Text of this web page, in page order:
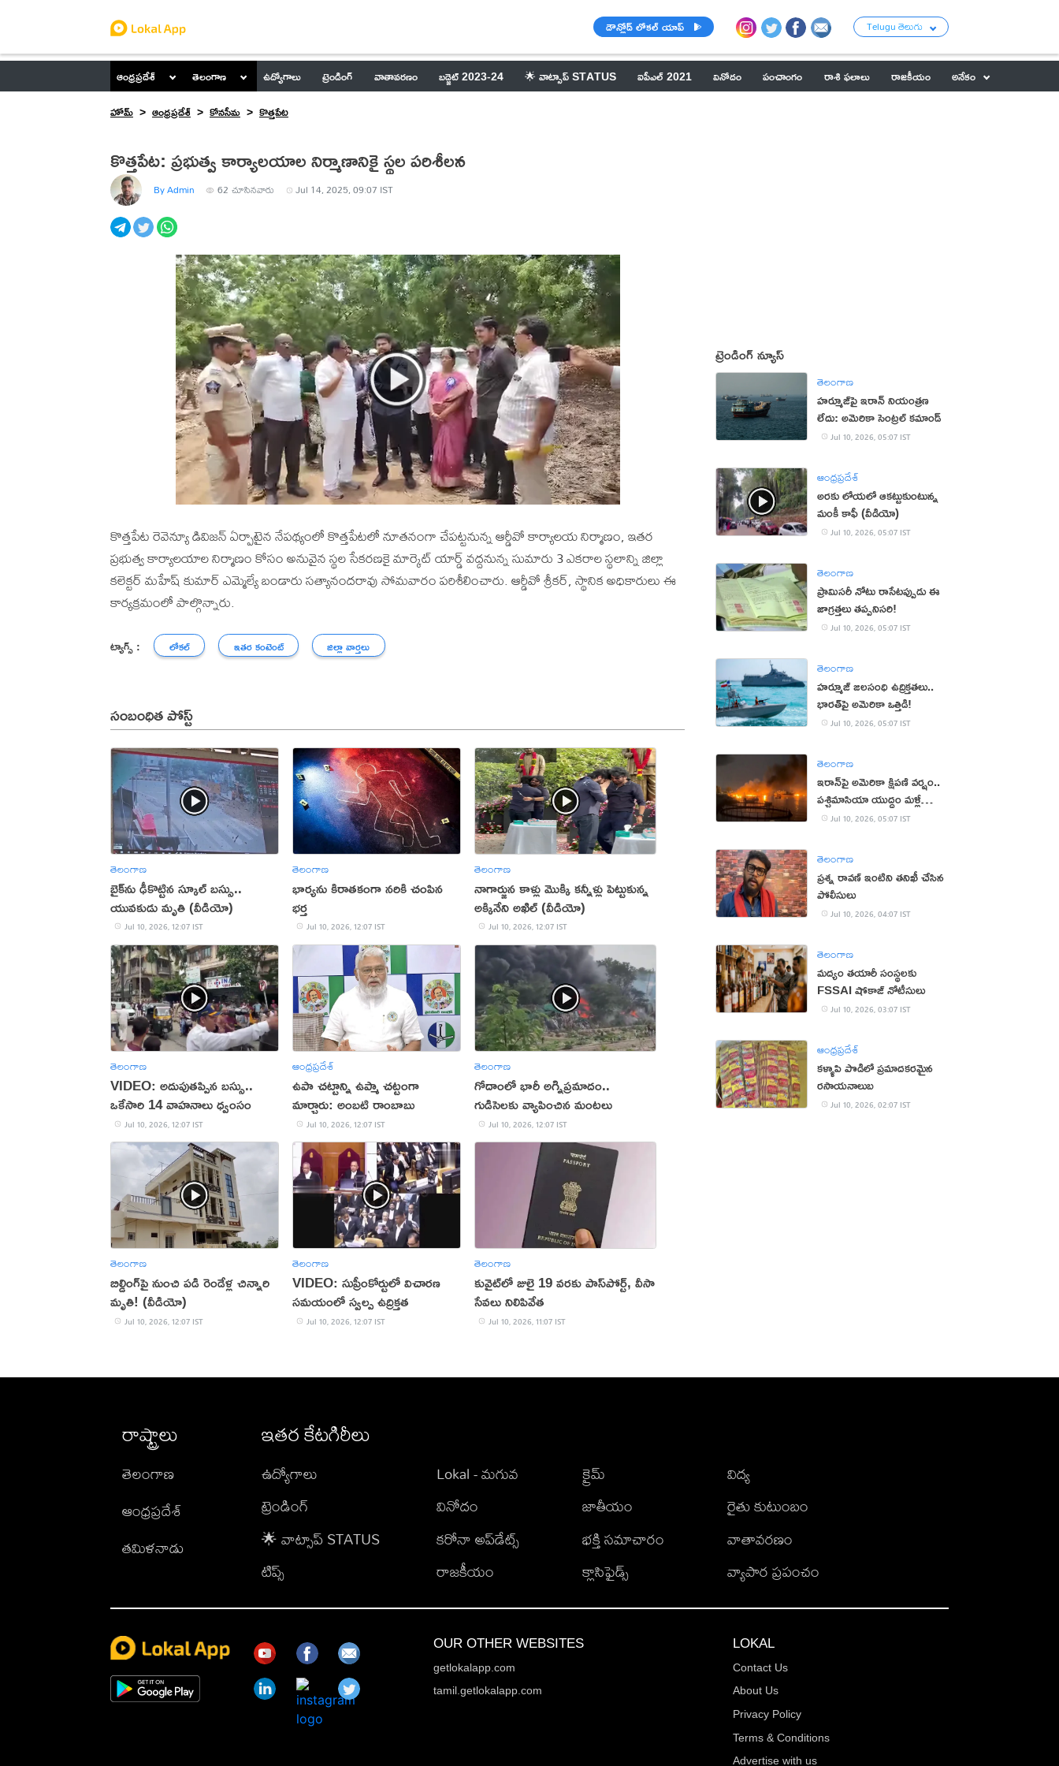
డౌన్లోడ్ లోకల్ యాప్ Telugu తెలుగు
ఆంధ్రప్రదేశ్ తెలంగాణ ఉద్యోగాలు ట్రెండింగ్ వాతావరణం బడ్జెట్ 2023-24 🌟 వాట్సాప్ STATUS ఐపీఎల్ 2021 వినోదం పంచాంగం రాశి ఫలాలు రాజకీయం
అనేకం
హోమ్
ఆంధ్రప్రదేశ్ కోనసీమ కొత్తపేట
కొత్తపేట: ప్రభుత్వ కార్యాలయాల నిర్మాణానికై స్థల పరిశీలన
By Admin 62 చూసినవారు Jul 14, 2025, 09:07 IST
కొత్తపేట రెవెన్యూ డివిజన్ ఏర్పాటైన నేపథ్యంలో కొత్తపేటలో నూతనంగా చేపట్టనున్న ఆర్డీవో కార్యాలయ నిర్మాణం, ఇతర
ప్రభుత్వ కార్యాలయాల నిర్మాణం కోసం అనువైన స్థల సేకరణకై మార్కెట్ యార్డ్ వద్దనున్న సుమారు 3 ఎకరాల స్థలాన్ని జిల్లా
కలెక్టర్ మహేష్ కుమార్ ఎమ్మెల్యే బండారు సత్యానందరావు సోమవారం పరిశీలించారు. ఆర్డీవో శ్రీకర్, స్థానిక అధికారులు ఈ
కార్యక్రమంలో పాల్గొన్నారు.
ట్యాగ్స్ : లోకల్ ఇతర కంటెంట్ జిల్లా వార్తలు
సంబంధిత పోస్ట్
తెలంగాణ
బైక్‌ను ఢీకొట్టిన స్కూల్ బస్సు..
యువకుడు మృతి (వీడియో)
Jul 10, 2026, 12:07 IST
తెలంగాణ
భార్యను కిరాతకంగా నరికి చంపిన
భర్త
Jul 10, 2026, 12:07 IST
తెలంగాణ
నాగార్జున కాళ్లు మొక్కి కన్నీళ్లు పెట్టుకున్న
అక్కినేని అఖిల్ (వీడియో)
Jul 10, 2026, 12:07 IST
తెలంగాణ
VIDEO: అదుపుతప్పిన బస్సు..
ఒకేసారి 14 వాహనాలు ధ్వంసం
Jul 10, 2026, 12:07 IST
ఆంధ్రప్రదేశ్
ఉపా చట్టాన్ని ఉప్మా చట్టంగా
మార్చారు: అంబటి రాంబాబు
Jul 10, 2026, 12:07 IST
తెలంగాణ
గోదాంలో భారీ అగ్నిప్రమాదం..
గుడిసెలకు వ్యాపించిన మంటలు
Jul 10, 2026, 12:07 IST
తెలంగాణ
బిల్డింగ్‌పై నుంచి పడి రెండేళ్ల చిన్నారి
మృతి! (వీడియో)
Jul 10, 2026, 12:07 IST
తెలంగాణ
VIDEO: సుప్రీంకోర్టులో విచారణ
సమయంలో స్వల్ప ఉద్రిక్తత
Jul 10, 2026, 12:07 IST
తెలంగాణ
కువైట్‌లో జులై 19 వరకు పాస్‌పోర్ట్‌, వీసా
సేవలు నిలిపివేత
Jul 10, 2026, 11:07 IST
ట్రెండింగ్ న్యూస్
తెలంగాణ
హర్మూజ్‌పై ఇరాన్‌ నియంత్రణ
లేదు: అమెరికా సెంట్రల్‌ కమాండ్‌
Jul 10, 2026, 05:07 IST
ఆంధ్రప్రదేశ్
అరకు లోయలో ఆకట్టుకుంటున్న
మంకీ కాఫీ (వీడియో)
Jul 10, 2026, 05:07 IST
తెలంగాణ
ప్రామిసరీ నోటు రాసేటప్పుడు ఈ
జాగ్రత్తలు తప్పనిసరి!
Jul 10, 2026, 05:07 IST
తెలంగాణ
హర్మూజ్‌ జలసంధి ఉద్రిక్తతలు..
భారత్‌పై అమెరికా ఒత్తిడి!
Jul 10, 2026, 05:07 IST
తెలంగాణ
ఇరాన్‌పై అమెరికా క్షిపణి వర్షం..
పశ్చిమాసియా యుద్ధం మళ్లీ
మొదటికి
Jul 10, 2026, 05:07 IST
తెలంగాణ
ప్రశ్న రావణ్ ఇంటిని తనిఖీ చేసిన
పోలీసులు
Jul 10, 2026, 04:07 IST
తెలంగాణ
మద్యం తయారీ సంస్థలకు
FSSAI షోకాజ్ నోటీసులు
Jul 10, 2026, 03:07 IST
ఆంధ్రప్రదేశ్
కళ్ళాపి పొడిలో ప్రమాదకరమైన
రసాయనాలుబ
Jul 10, 2026, 02:07 IST
రాష్ట్రాలు
తెలంగాణ
ఆంధ్రప్రదేశ్
తమిళనాడు
ఇతర కేటగిరీలు
ఉద్యోగాలు
ట్రెండింగ్
🌟 వాట్సాప్ STATUS
టిప్స్
Lokal - మగువ
వినోదం
కరోనా అప్‌డేట్స్
రాజకీయం
క్రైమ్
జాతీయం
భక్తి సమాచారం
క్లాసిఫైడ్స్
విద్య
రైతు కుటుంబం
వాతావరణం
వ్యాపార ప్రపంచం
OUR OTHER WEBSITES
getlokalapp.com
tamil.getlokalapp.com
LOKAL
Contact Us
About Us
Privacy Policy
Terms & Conditions
Advertise with us